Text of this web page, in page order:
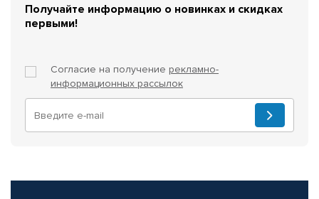
Получайте информацию о новинках и скидках
первыми!
Согласие на получение рекламно-
информационных рассылок